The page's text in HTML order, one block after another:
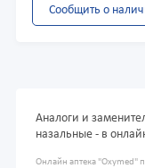
Сообщить о
Аналоги и
назальные - в
Онлайн аптека "Oxymed"